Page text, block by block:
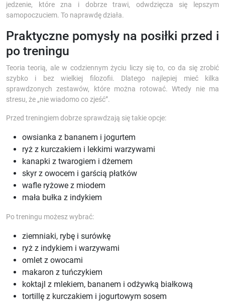
jedzenie, które zna i dobrze trawi, odwdzięcza się lepszym
samopoczuciem. To naprawdę działa.
Praktyczne pomysły na posiłki przed i
po treningu
Teoria teorią, ale w codziennym życiu liczy się to, co da się zrobić
szybko i bez wielkiej filozofii. Dlatego najlepiej mieć kilka
sprawdzonych zestawów, które można rotować. Wtedy nie ma
stresu, że „nie wiadomo co zjeść”.
Przed treningiem dobrze sprawdzają się takie opcje:
owsianka z bananem i jogurtem
ryż z kurczakiem i lekkimi warzywami
kanapki z twarogiem i dżemem
skyr z owocem i garścią płatków
wafle ryżowe z miodem
mała bułka z indykiem
Po treningu możesz wybrać:
ziemniaki, rybę i surówkę
ryż z indykiem i warzywami
omlet z owocami
makaron z tuńczykiem
koktajl z mlekiem, bananem i odżywką białkową
tortillę z kurczakiem i jogurtowym sosem